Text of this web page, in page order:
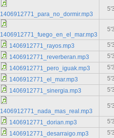
1406912771_para_no_dormir.mp3
1406912771_fuego_en_el_mar.mp3
1406912771_rayos.mp3
1406912771_reverberan.mp3
1406912771_pero_iguak.mp3
1406912771_el_mar.mp3
1406912771_sinergia.mp3
1406912771_nada_mas_real.mp3
1406912771_dorian.mp3
1406912771_desarraigo.mp3